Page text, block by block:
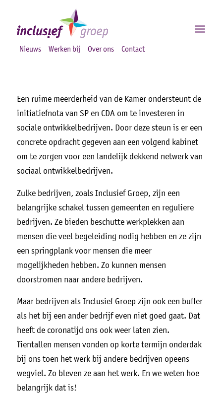
Nieuws Werken bij Over ons Contact
Een ruime meerderheid van de Kamer ondersteunt de
initiatiefnota van SP en CDA om te investeren in
sociale ontwikkelbedrijven. Door deze steun is er een
concrete opdracht gegeven aan een volgend kabinet
om te zorgen voor een landelijk dekkend netwerk van
sociaal ontwikkelbedrijven.
Zulke bedrijven, zoals Inclusief Groep, zijn een
belangrijke schakel tussen gemeenten en reguliere
bedrijven. Ze bieden beschutte werkplekken aan
mensen die veel begeleiding nodig hebben en ze zijn
een springplank voor mensen die meer
mogelijkheden hebben. Zo kunnen mensen
doorstromen naar andere bedrijven.
Maar bedrijven als Inclusief Groep zijn ook een buffer
als het bij een ander bedrijf even niet goed gaat. Dat
heeft de coronatijd ons ook weer laten zien.
Tientallen mensen vonden op korte termijn onderdak
bij ons toen het werk bij andere bedrijven opeens
wegviel. Zo bleven ze aan het werk. En we weten hoe
belangrijk dat is!